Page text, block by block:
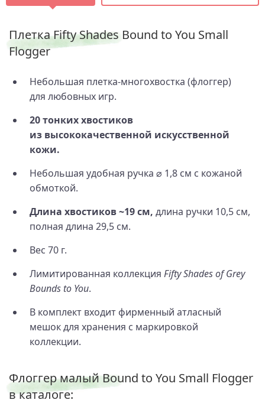
Плетка Fifty Shades Bound to You Small
Flogger
Небольшая плетка-многохвостка (флоггер)
для любовных игр.
20 тонких хвостиков
из высококачественной искусственной
кожи.
Небольшая удобная ручка ⌀ 1,8 см с кожаной
обмоткой.
Длина хвостиков ~19 см, длина ручки 10,5 см,
полная длина 29,5 см.
Вес 70 г.
Лимитированная коллекция Fifty Shades of Grey
Bounds to You.
В комплект входит фирменный атласный
мешок для хранения с маркировкой
коллекции.
Флоггер малый Bound to You Small Flogger
в каталоге: